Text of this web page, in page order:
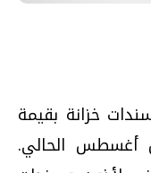
خزانة بقيمة
خلال أغسطس الحالي.